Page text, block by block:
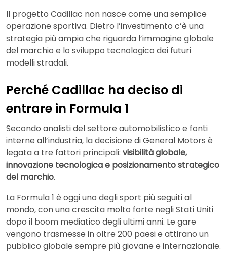
Il progetto Cadillac non nasce come una semplice
operazione sportiva. Dietro l’investimento c’è una
strategia più ampia che riguarda l’immagine globale
del marchio e lo sviluppo tecnologico dei futuri
modelli stradali.
Perché Cadillac ha deciso di
entrare in Formula 1
Secondo analisti del settore automobilistico e fonti
interne all’industria, la decisione di General Motors è
legata a tre fattori principali: visibilità globale,
innovazione tecnologica e posizionamento strategico
del marchio.
La Formula 1 è oggi uno degli sport più seguiti al
mondo, con una crescita molto forte negli Stati Uniti
dopo il boom mediatico degli ultimi anni. Le gare
vengono trasmesse in oltre 200 paesi e attirano un
pubblico globale sempre più giovane e internazionale.